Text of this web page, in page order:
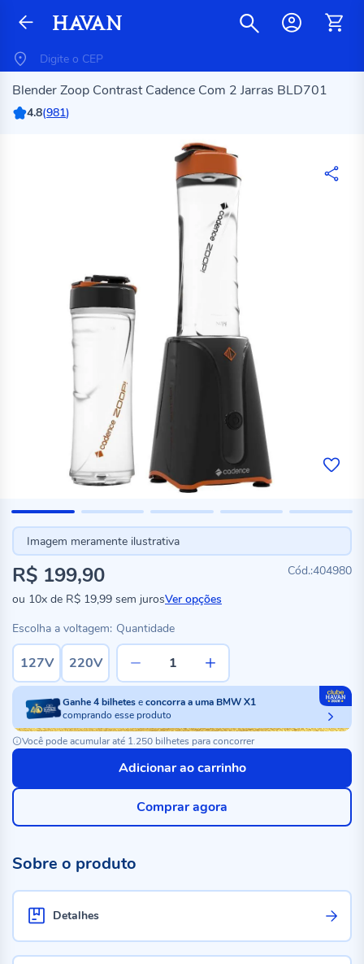
Blender Zoop Contrast Cadence Com 2 Jarras BLD701
4.8(981)
Imagem meramente ilustrativa
404980
R$ 199,90
ou 10x de R$ 19,99 sem jurosVer opções
Escolha a voltagem:
127V 220V
Quantidade
Ganhe4bilheteseconcorra a uma BMW X1
comprando esse produto
Você pode acumular até 1.250 bilhetes para concorrer
Adicionar ao carrinho
Comprar agora
Sobre o produto
Detalhes